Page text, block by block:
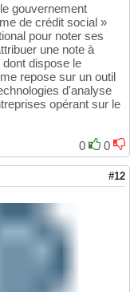
gouvernement
de crédit social »
pour noter ses
une note à
dispose le
repose sur un outil
d'analyse
opérant sur le
0
0
#12